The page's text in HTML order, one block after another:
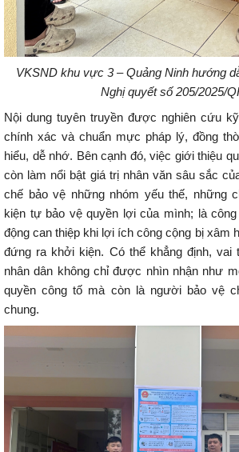
VKSND khu vực 3– Quảng Ninh hướng
Nghị quyết số205/2025/
Nội dung tuyên truyền được nghiên cứu
chính xác và chuẩn mực pháp lý, đồng
hiểu, dễ nhớ. Bên cạnh đó, việc giới thiệu
còn làm nổi bật giá trị nhân văn sâu sắc
chế bảo vệ những nhóm yếu thế, những
kiện tự bảo vệ quyền lợi của mình; là
động can thiệp khi lợi ích công cộng bị xâm
đứng ra khởi kiện. Có thể khẳng định, vai
nhân dân không chỉ được nhìn nhận như
quyền công tố mà còn là người bảo vệ
chung.